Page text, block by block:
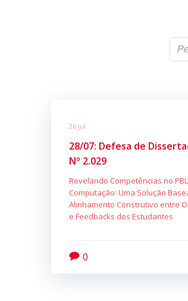
26 jul
28/07: Defesa de
Nº 2.029
Revelando Competências no
Computação: Uma Solução
Alinhamento Construtivo entre
e Feedbacks dos Estudantes
0